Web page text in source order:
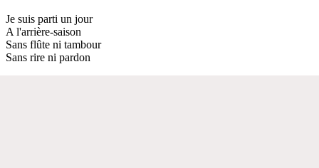
Je suis parti un jour
A l'arrière-saison
Sans flûte ni tambour
Sans rire ni pardon